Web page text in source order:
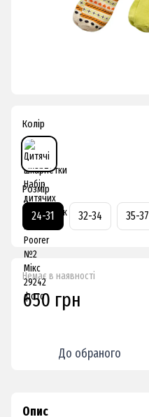
Колір
Розмір
24-31 32-34 35-37
Немає в наявності
650 грн
До обраного
Опис